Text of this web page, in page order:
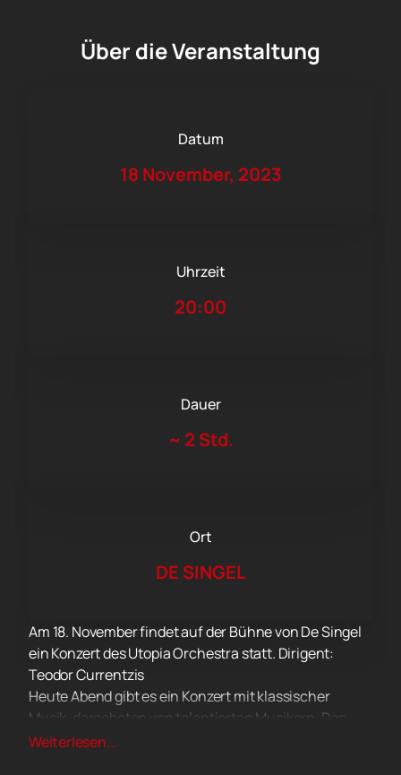
Über die Veranstaltung
Datum
18 November, 2023
Uhrzeit
20:00
Dauer
~ 2 Std.
Ort
DE SINGEL
Am 18. November findet auf der Bühne von De Singel
ein Konzert des Utopia Orchestra statt. Dirigent:
Teodor Currentzis
Heute Abend gibt es ein Konzert mit klassischer
Musik, dargeboten von talentierten Musikern. Das
Konzertprogramm umfasste Fragmente von Werken
Weiterlesen...